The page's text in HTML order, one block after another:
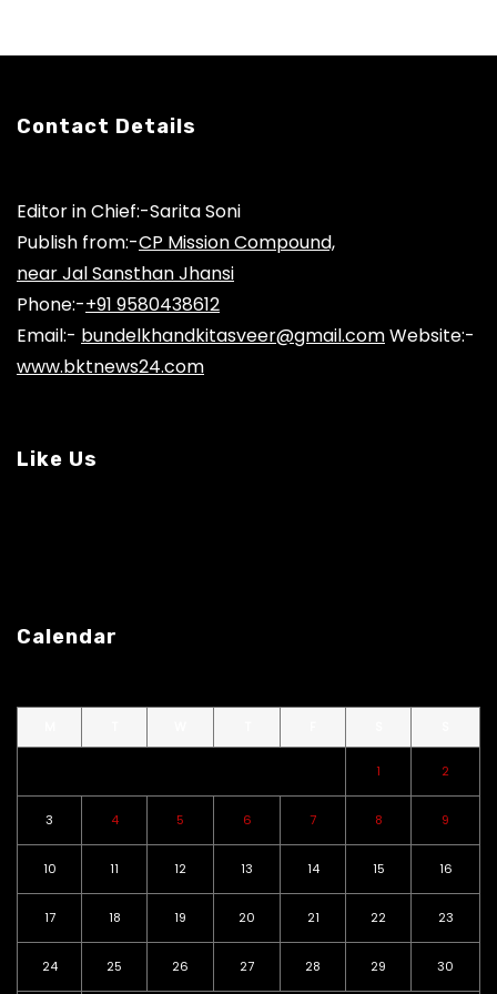
Contact Details
Editor in Chief:-Sarita Soni
Publish from:-CP Mission Compound,
near Jal Sansthan Jhansi
Phone:-+91 9580438612
Email:- bundelkhandkitasveer@gmail.comWebsite:-
www.bktnews24.com
Like Us
Calendar
1 2
3 4 5 6 7 8 9
10 11 12 13 14 15 16
17 18 19 20 21 22 23
24 25 26 27 28 29 30